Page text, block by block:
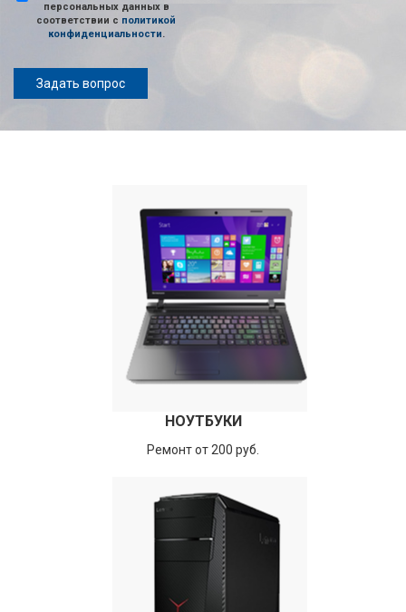
персональных данных в
соответствии с политикой
конфиденциальности.
Задать вопрос
НОУТБУКИ
Ремонт от 200 руб.